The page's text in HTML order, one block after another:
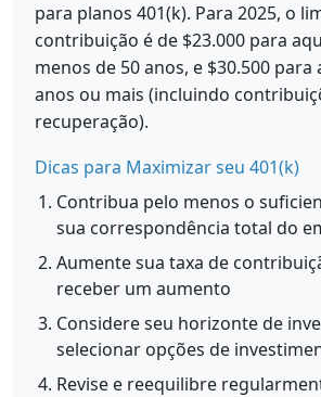
para planos 401(k). Para 2025, o
contribuição é de $23.000 para
menos de 50 anos, e $30.500 para
anos ou mais (incluindo
recuperação).
Dicas para Maximizar seu 401(k)
Contribua pelo menos o
sua correspondência total do
Aumente sua taxa de
receber um aumento
Considere seu horizonte de
selecionar opções de
Revise e reequilibre